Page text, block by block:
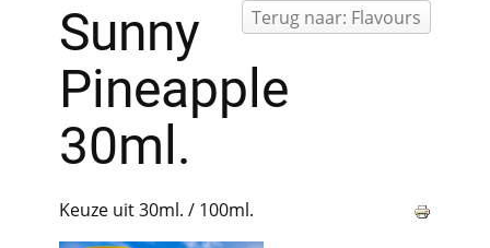
Terug naar: Flavours
Sunny
Pineapple
30ml.
Keuze uit 30ml. / 100ml.